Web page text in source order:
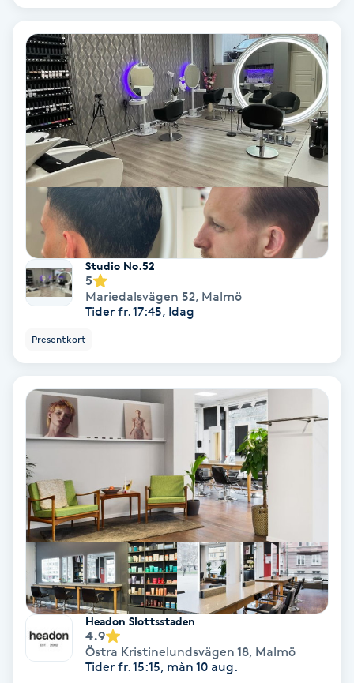
Brynfärgning
Brynplockning
Bröllopsuppsättning
Celluliter
Coachning
Color correction
Cryoterapi
Damklippning
Dermapen
Diamantslipning
Enzympeeling
Extensions
Extensions borttagning
Studio No.52
5
Mariedalsvägen 52, Malmö
Tider fr. 17:45, Idag
Presentkort
Headon Slottsstaden
4.9
Östra Kristinelundsvägen 18, Malmö
Tider fr. 15:15, mån 10 aug.